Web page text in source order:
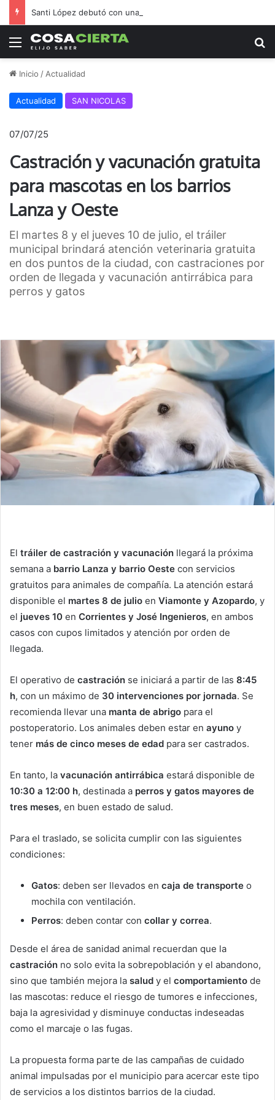
Santi López debutó con una victoria en El Tala
Menú
Inicio / Actualidad
Actualidad SAN NICOLAS
07/07/25
Castración y vacunación gratuita
para mascotas en los barrios
Lanza y Oeste
El martes 8 y el jueves 10 de julio, el tráiler
municipal brindará atención veterinaria gratuita
en dos puntos de la ciudad, con castraciones por
orden de llegada y vacunación antirrábica para
perros y gatos
El tráiler de castración y vacunación llegará la próxima
semana a barrio Lanza y barrio Oeste con servicios
gratuitos para animales de compañía. La atención estará
disponible el martes 8 de julio en Viamonte y Azopardo, y
el jueves 10 en Corrientes y José Ingenieros, en ambos
casos con cupos limitados y atención por orden de
llegada.
El operativo de castración se iniciará a partir de las 8:45
h, con un máximo de 30 intervenciones por jornada. Se
recomienda llevar una manta de abrigo para el
postoperatorio. Los animales deben estar en ayuno y
tener más de cinco meses de edad para ser castrados.
En tanto, la vacunación antirrábica estará disponible de
10:30 a 12:00 h, destinada a perros y gatos mayores de
tres meses, en buen estado de salud.
Para el traslado, se solicita cumplir con las siguientes
condiciones:
Gatos: deben ser llevados en caja de transporte o
mochila con ventilación.
Perros: deben contar con collar y correa.
Desde el área de sanidad animal recuerdan que la
castración no solo evita la sobrepoblación y el abandono,
sino que también mejora la salud y el comportamiento de
las mascotas: reduce el riesgo de tumores e infecciones,
baja la agresividad y disminuye conductas indeseadas
como el marcaje o las fugas.
La propuesta forma parte de las campañas de cuidado
animal impulsadas por el municipio para acercar este tipo
de servicios a los distintos barrios de la ciudad.